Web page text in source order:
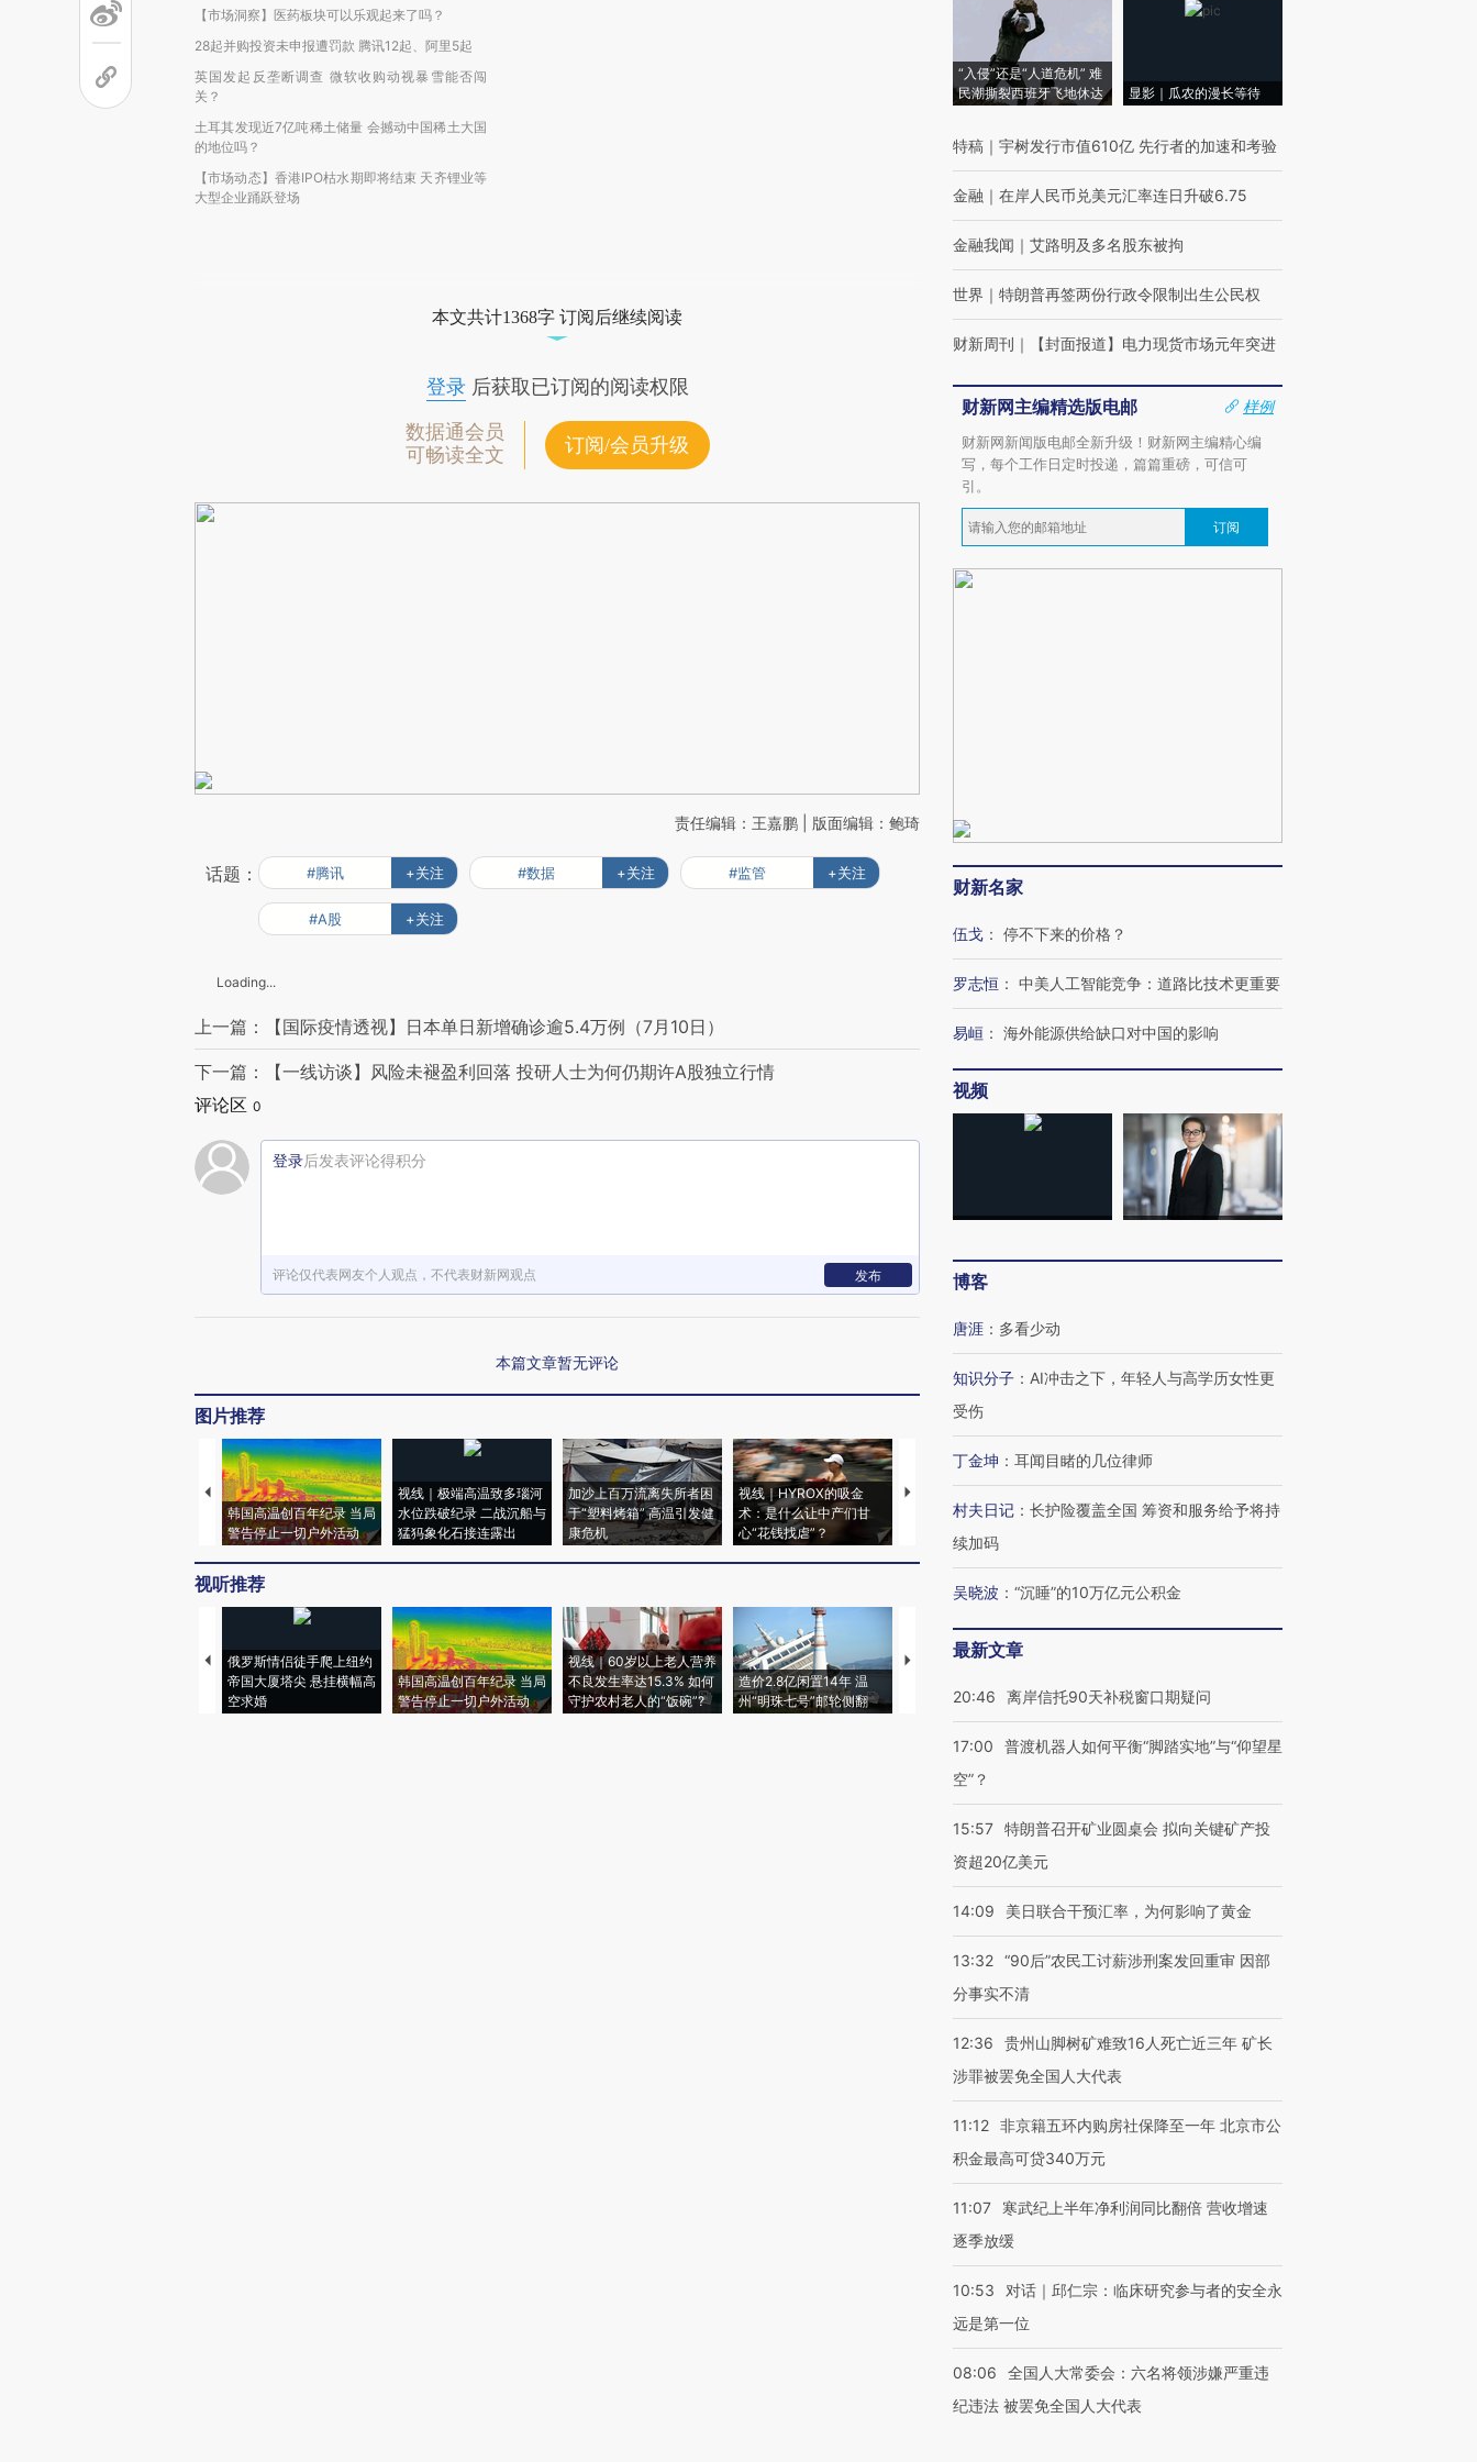
【市场洞察】医药板块可以乐观起来了吗？
28起并购投资未申报遭罚款 腾讯12起、阿里5起
英国发起反垄断调查 微软收购动视暴雪能否闯
关？
土耳其发现近7亿吨稀土储量 会撼动中国稀土大国
的地位吗？
【市场动态】香港IPO枯水期即将结束 天齐锂业等
大型企业踊跃登场
本文共计1368字 订阅后继续阅读
登录后获取已订阅的阅读权限
数据通会员
可畅读全文
订阅/会员升级
责任编辑：王嘉鹏 | 版面编辑：鲍琦
话题： #腾讯 +关注 #数据 +关注 #监管 +关注
#A股 +关注
Loading...
上一篇：【国际疫情透视】日本单日新增确诊逾5.4万例（7月10日）
下一篇：【一线访谈】风险未褪盈利回落 投研人士为何仍期许A股独立行情
评论区 0
登录后发表评论得积分
评论仅代表网友个人观点，不代表财新网观点 发布
本篇文章暂无评论
图片推荐
韩国高温创百年纪录 当局
警告停止一切户外活动
视线｜极端高温致多瑙河
水位跌破纪录 二战沉船与
猛犸象化石接连露出
加沙上百万流离失所者困
于“塑料烤箱” 高温引发健
康危机
视线｜HYROX的吸金
术：是什么让中产们甘
心“花钱找虐”？
马航飞行员跨国走私7万
粒摇头丸 尿检体内含3种
度Z世代 用街头抗争将教
机”？难民潮撕裂西班牙
视听推荐
俄罗斯情侣徒手爬上纽约
帝国大厦塔尖 悬挂横幅高
空求婚
韩国高温创百年纪录 当局
警告停止一切户外活动
视线｜60岁以上老人营养
不良发生率达15.3% 如何
守护农村老人的“饭碗”?
造价2.8亿闲置14年 温
州“明珠七号”邮轮侧翻
特朗普出席葬礼疑似打瞌
者“堕落的白痴”
阿根廷3-0阿尔及利亚
“入侵”还是“人道危机” 难
民潮撕裂西班牙飞地休达
显影｜瓜农的漫长等待
特稿 ｜ 宇树发行市值610亿 先行者的加速和考验
金融 ｜ 在岸人民币兑美元汇率连日升破6.75
金融我闻 ｜ 艾路明及多名股东被拘
世界 ｜ 特朗普再签两份行政令限制出生公民权
财新周刊 ｜ 【封面报道】电力现货市场元年突进
财新网主编精选版电邮
样例
财新网新闻版电邮全新升级！财新网主编精心编
写，每个工作日定时投递，篇篇重磅，可信可
引。
订阅
财新名家
伍戈 ： 停不下来的价格？
罗志恒 ： 中美人工智能竞争：道路比技术更重要
易峘 ： 海外能源供给缺口对中国的影响
视频
博客
唐涯 ： 多看少动
知识分子 ： AI冲击之下，年轻人与高学历女性更
受伤
丁金坤 ： 耳闻目睹的几位律师
村夫日记 ： 长护险覆盖全国 筹资和服务给予将持
续加码
吴晓波 ： “沉睡”的10万亿元公积金
最新文章
20:46 离岸信托90天补税窗口期疑问
17:00
普渡机器人如何平衡“脚踏实地”与“仰望星
空”？
15:57 特朗普召开矿业圆桌会 拟向关键矿产投
资超20亿美元
14:09 美日联合干预汇率，为何影响了黄金
13:32 “90后”农民工讨薪涉刑案发回重审 因部
分事实不清
12:36
贵州山脚树矿难致16人死亡近三年 矿长
涉罪被罢免全国人大代表
11:12 非京籍五环内购房社保降至一年 北京市公
积金最高可贷340万元
11:07
寒武纪上半年净利润同比翻倍 营收增速
逐季放缓
10:53
对话｜邱仁宗：临床研究参与者的安全永
远是第一位
08:06
全国人大常委会：六名将领涉嫌严重违
纪违法 被罢免全国人大代表